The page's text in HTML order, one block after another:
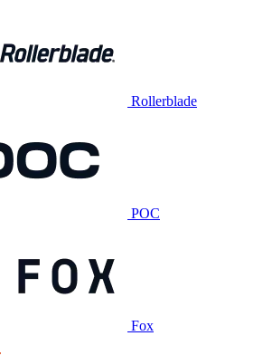
Rollerblade
POC
Fox